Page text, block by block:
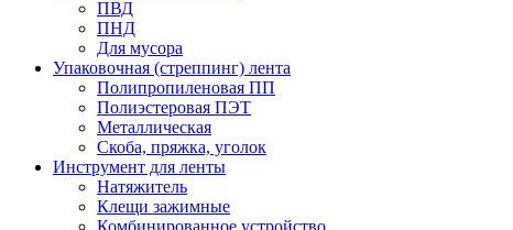
ПВД
ПНД
Для мусора
Упаковочная (стреппинг) лента
Полипропиленовая ПП
Полиэстеровая ПЭТ
Металлическая
Скоба, пряжка, уголок
Инструмент для ленты
Натяжитель
Клещи зажимные
Комбинированное устройство